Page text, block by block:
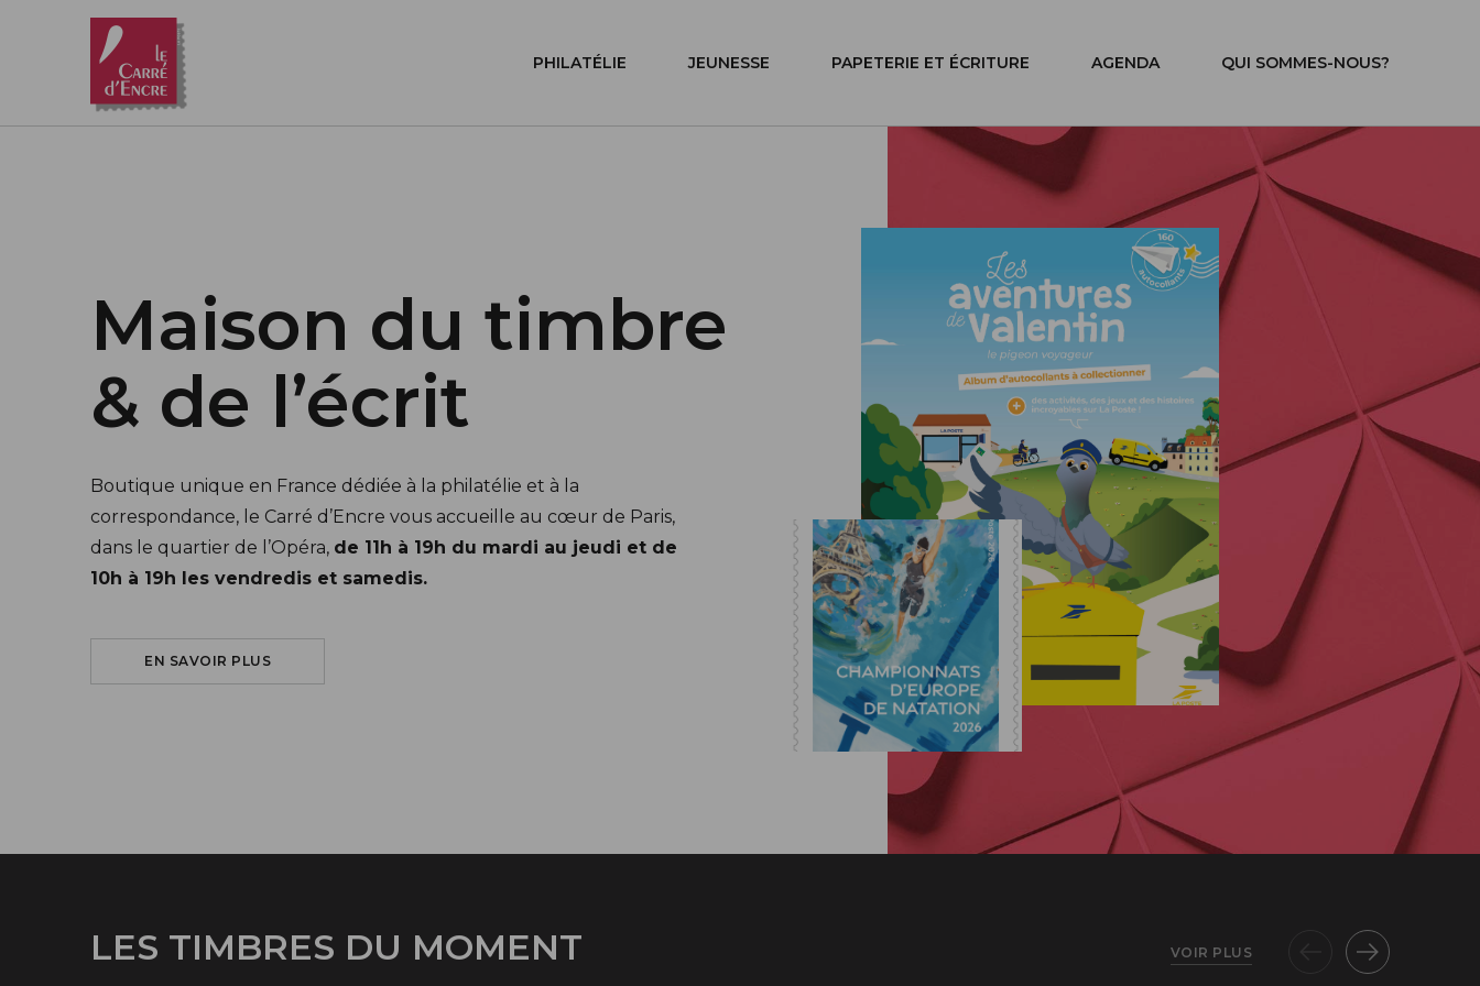
Aller au contenu principal
PHILATÉLIE JEUNESSE PAPETERIE ET ÉCRITURE AGENDA QUI SOMMES-NOUS?
Maison du timbre
& de l’écrit
Boutique unique en France dédiée à la philatélie et à la
correspondance, le Carré d’Encre vous accueille au cœur de Paris,
dans le quartier de l’Opéra, de 11h à 19h du mardi au jeudi et de
10h à 19h les vendredis et samedis.
EN SAVOIR PLUSSUR LE CARRÉ D'ENCRE
LES TIMBRES DU MOMENT VOIR PLUS